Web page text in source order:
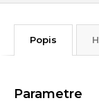
Popis
Parametre